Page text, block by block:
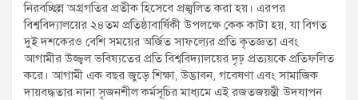
নিরবচ্ছিন্ন অগ্রগতির প্রতীক হিসেবে প্রজ্বলিত করা হয়। এরপর
বিশ্ববিদ্যালয়ের ২৪তম প্রতিষ্ঠাবার্ষিকী উপলক্ষে কেক কাটা হয়, যা বিগত
দুই দশকেরও বেশি সময়ের অর্জিত সাফল্যের প্রতি কৃতজ্ঞতা এবং
আগামীর উজ্জ্বল ভবিষ্যতের প্রতি বিশ্ববিদ্যালয়ের দৃঢ় প্রত্যয়কে প্রতিফলিত
করে। আগামী এক বছর জুড়ে শিক্ষা, উদ্ভাবন, গবেষণা এবং সামাজিক
দায়বদ্ধতার নানা সৃজনশীল কর্মসূচির মাধ্যমে এই রজতজয়ন্তী উদযাপন